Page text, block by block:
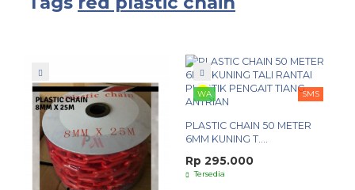
WA SMS
PLASTIC CHAIN 50 METER
6MM KUNING T....
Rp 295.000
Tersedia